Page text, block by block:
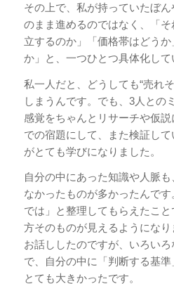
その上で、私が持っていたぼ
のまま進めるのではなく、「
立するのか」「価格帯はどう
か」と、一つひとつ具体化して
私一人だと、どうしても“売れ
しまうんです。でも、3人との
感覚をちゃんとリサーチや仮
での宿題にして、また検証し
がとても学びになりました。
自分の中にあった知識や人脈
なかったものが多かったんで
では」と整理してもらえたこ
方そのものが見えるようにな
お話ししたのですが、いろい
で、自分の中に「判断する基準
とても大きかったです。